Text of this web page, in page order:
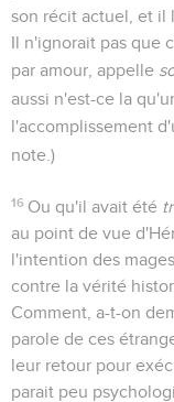
son récit actuel, et il
Il n'ignorait pas que
par amour, appelle
aussi n'est-ce la
l'accomplissement
note.)
16 Ou qu'il avait été
au point de vue
l'intention des
contre la vérité
Comment, a-t-on
parole de ces
leur retour pour
parait peu